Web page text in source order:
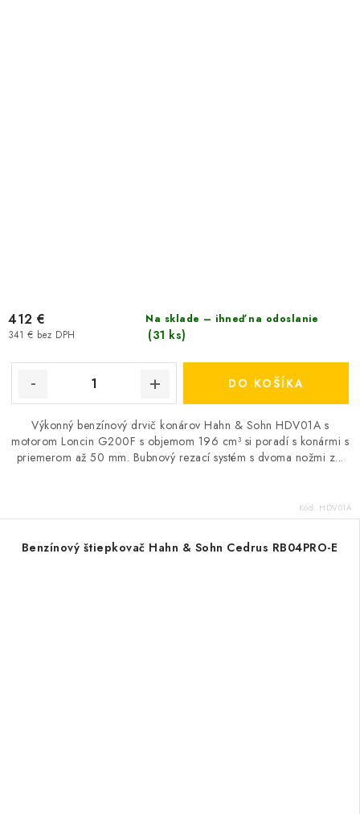
Na sklade – ihneď na odoslanie
(31 ks)
341 € bez DPH
412 €
DO KOŠÍKA
Výkonný benzínový drvič konárov Hahn & Sohn HDV01A s
motorom Loncin G200F s objemom 196 cm³ si poradí s konármi s
priemerom až 50 mm. Bubnový rezací systém s dvoma nožmi z...
Kód: HDV01A
Benzínový štiepkovač Hahn & Sohn Cedrus RB04PRO-E